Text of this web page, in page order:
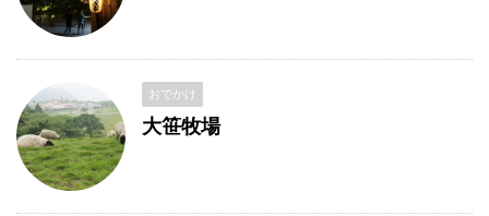
おでかけ
大笹牧場